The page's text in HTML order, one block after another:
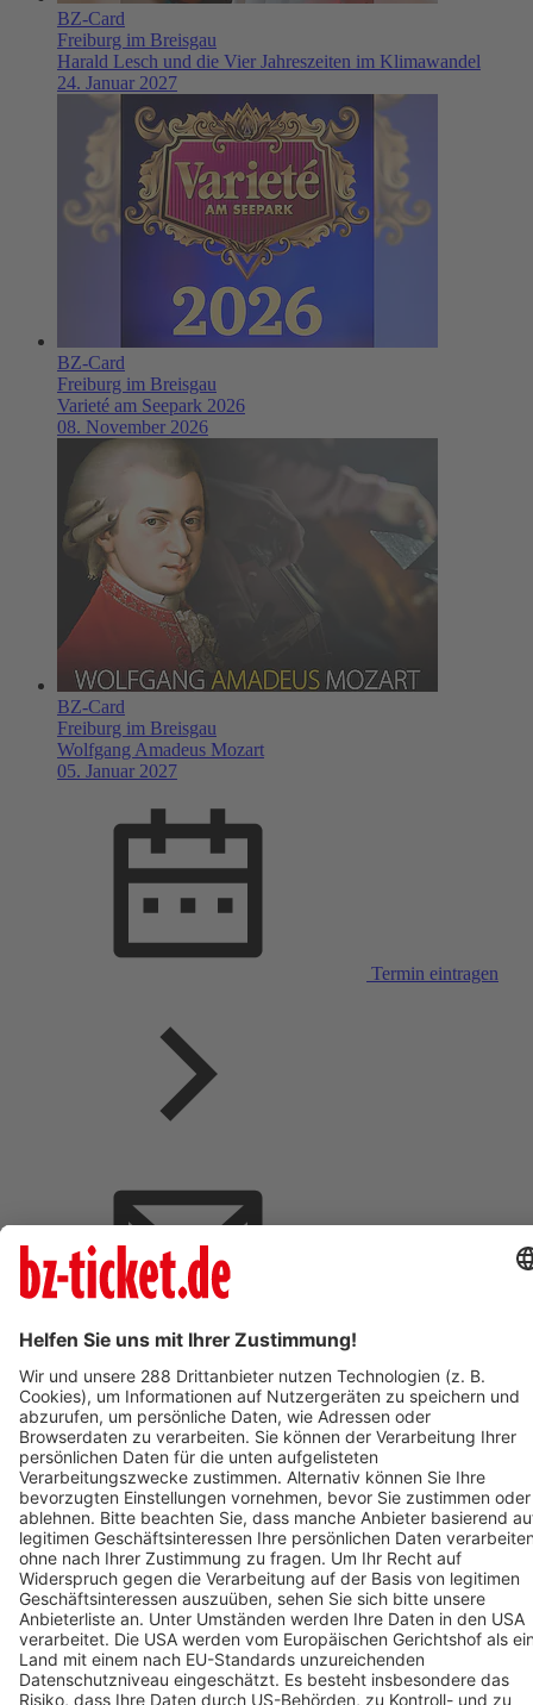
BZ-Card
Freiburg im Breisgau
Harald Lesch und die Vier Jahreszeiten im Klimawandel
24. Januar 2027
BZ-Card
Freiburg im Breisgau
Varieté am Seepark 2026
08. November 2026
BZ-Card
Freiburg im Breisgau
Wolfgang Amadeus Mozart
05. Januar 2027
Termin eintragen